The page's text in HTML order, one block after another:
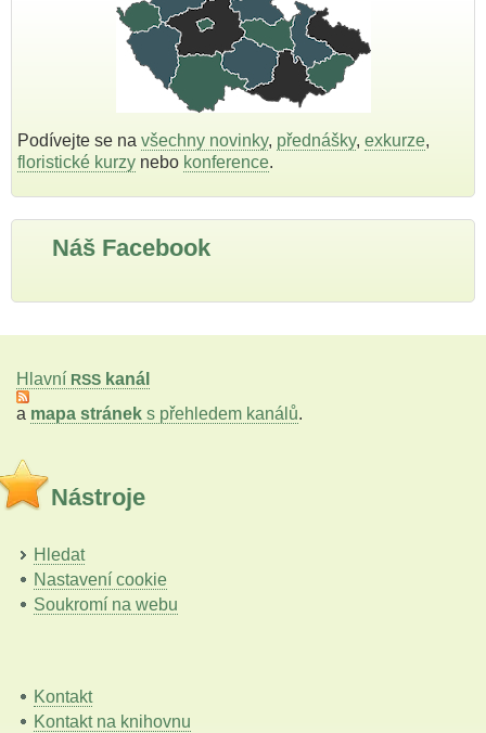
Podívejte se na všechny novinky, přednášky, exkurze,
floristické kurzy nebo konference.
Náš Facebook
Hlavní RSS kanál
a mapa stránek s přehledem kanálů.
Nástroje
Hledat
Nastavení cookie
Soukromí na webu
Kontakt
Kontakt na knihovnu